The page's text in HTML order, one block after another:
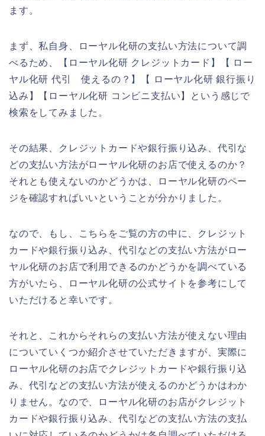
ます。
まず、私自身、ローヤル化研の支払い方法について調
べるため、【ローヤル化研 クレジットカード】【 ロー
ヤル化研 代引 使えるの？】【 ローヤル化研 銀行振り
込み】【ローヤル化研 コンビニ支払い】という感じで
検索をしてみました。
その結果、クレジットカードや銀行振り込み、代引な
どの支払い方法がローヤル化研のお店で使えるのか？
それとも使えないのかどうかは、ローヤル化研のペー
ジを確認すればいいということが分かりました。
なので、もし、こちらをご覧の方の中に、クレジット
カードや銀行振り込み、代引などの支払い方法がロー
ヤル化研のお店で利用できるのかどうかを調べている
方がいたら、ローヤル化研の公式サイトを参考にして
いただけると幸いです。
それと、これからそれらの支払い方法が使えない理由
についていくつか紹介させていただきますが、実際に
ローヤル化研のお店でクレジットカードや銀行振り込
み、代引などの支払い方法が使えるのかどうかはわか
りません。なので、ローヤル化研のお店がクレジット
カードや銀行振り込み、代引などの支払い方法の支払